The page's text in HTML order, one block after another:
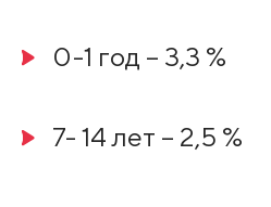
0-1 год – 3,3 %
7- 14 лет – 2,5 %